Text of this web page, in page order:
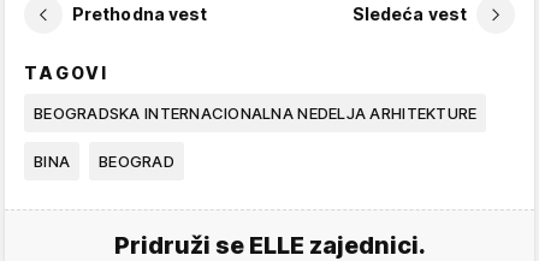
Prethodna vest Sledeća vest
TAGOVI
BEOGRADSKA INTERNACIONALNA NEDELJA ARHITEKTURE
BINA BEOGRAD
Pridruži se ELLE zajednici.